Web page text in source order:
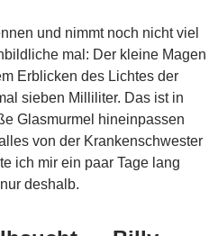
und nimmt noch nicht viel
mal: Der kleine Magen
Erblicken des Lichtes der
sieben Milliliter. Das ist in
Glasmurmel hineinpassen
von der Krankenschwester
ich mir ein paar Tage lang
deshalb.